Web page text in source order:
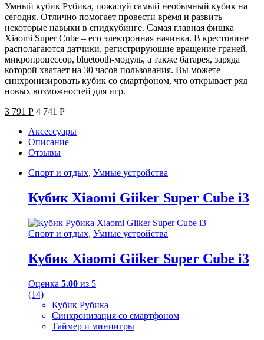
Умный кубик Рубика, пожалуй самый необычный кубик на
сегодня. Отлично помогает провести время и развить
некоторые навыки в спидкубинге. Самая главная фишка
Xiaomi Super Cube – его электронная начинка. В крестовине
располагаются датчики, регистрирующие вращение граней,
микропроцессор, bluetooth-модуль, а также батарея, заряда
которой хватает на 30 часов пользования. Вы можете
синхронизировать кубик со смартфоном, что открывает ряд
новых возможностей для игр.
3 791 Р 4 741Р
Аксессуары
Описание
Отзывы
Спорт и отдых, Умные устройства
Кубик Xiaomi Giiker Super Cube i3
Спорт и отдых, Умные устройства
Кубик Xiaomi Giiker Super Cube i3
Оценка 5.00 из 5
(14)
Кубик Рубика
Синхронизация со смартфоном
Таймер и миниигры